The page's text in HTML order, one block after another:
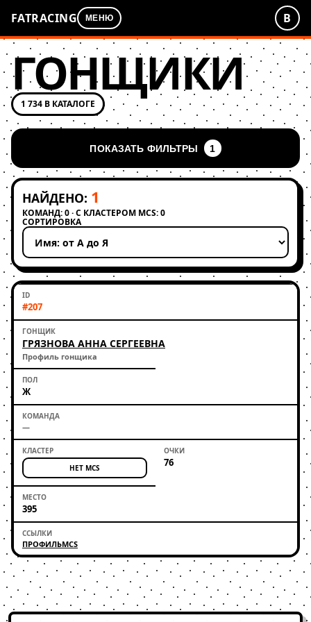
FATRACING МЕНЮ В
ГОНЩИКИ
1 734 В КАТАЛОГЕ
ПОКАЗАТЬ ФИЛЬТРЫ 1
НАЙДЕНО: 1
КОМАНД: 0 · С КЛАСТЕРОМ MCS: 0
СОРТИРОВКА
Применить сортировку
#207
ГРЯЗНОВА АННА СЕРГЕЕВНА
Профиль гонщика
Ж
—
НЕТ MCS 76
395
ПРОФИЛЬMCS